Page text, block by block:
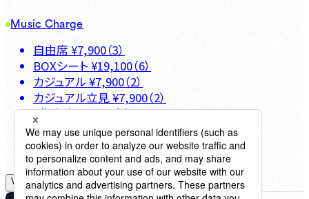
Music Charge
自由席 ¥7,900（3）
BOXシート ¥19,100（6）
カジュアル ¥7,900（2）
カジュアル立見 ¥7,900（2）
S指定席¥9,000（3）
R指定席¥7,900（3）
View Details